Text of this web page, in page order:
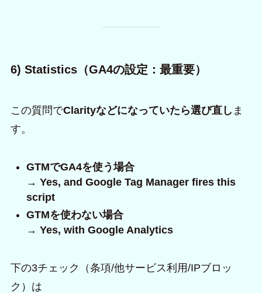
6) Statistics（GA4の設定：最重要）
この質問でClarityなどになっていたら選び直し ま
す。
GTMでGA4を使う場合
→ Yes, and Google Tag Manager fires this
script
GTMを使わない場合
→ Yes, with Google Analytics
下の3チェック（条項/他サービス利用/IPブロッ
ク）は